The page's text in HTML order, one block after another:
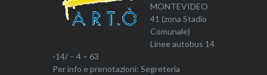
MONTEVIDEO
41 (zona Stadio
Comunale)
Linee autobus 14
-14/ – 4 – 63
Per info e prenotazioni: Segreteria